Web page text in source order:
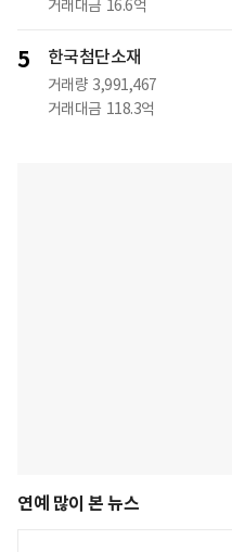
거래대금 16.6억
5 한국첨단소재
거래량 3,991,467
거래대금 118.3억
연예 많이 본 뉴스